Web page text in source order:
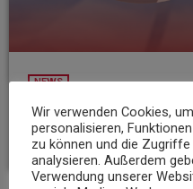
NEWS
23-Jähriger rast mit über 235 km/
today 6. AUGUST 2026 8
Wir verwenden Cookies,
personalisieren,
zu können und die
analysieren. Außerdem
Verwendung unserer